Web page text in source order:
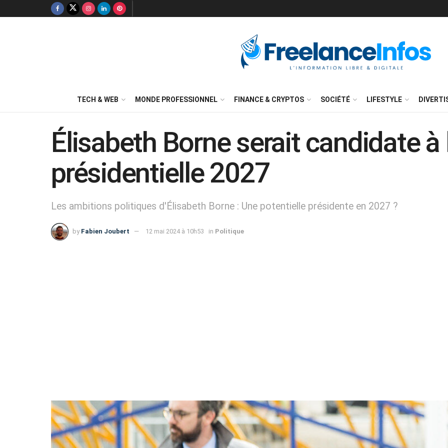
TECH & WEB MONDE PROFESSIONNEL FINANCE & CRYPTOS SOCIÉTÉ LIFESTYLE
Élisabeth Borne serait candidate à
présidentielle 2027
Les ambitions politiques d'Élisabeth Borne : Une potentielle présidente en 2027 ?
by Fabien Joubert 12 mai 2024 à 10h53 in Politique